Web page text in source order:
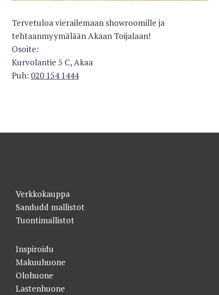
Tervetuloa vierailemaan showroomille ja
tehtaanmyymälään Akaan Toijalaan!
Osoite:
Kurvolantie 5 C, Akaa
Puh: 020 154 1444
Verkkokauppa
Sandudd mallistot
Tuontimallistot
Inspiroidu
Makuuhuone
Olohuone
Lastenhuone